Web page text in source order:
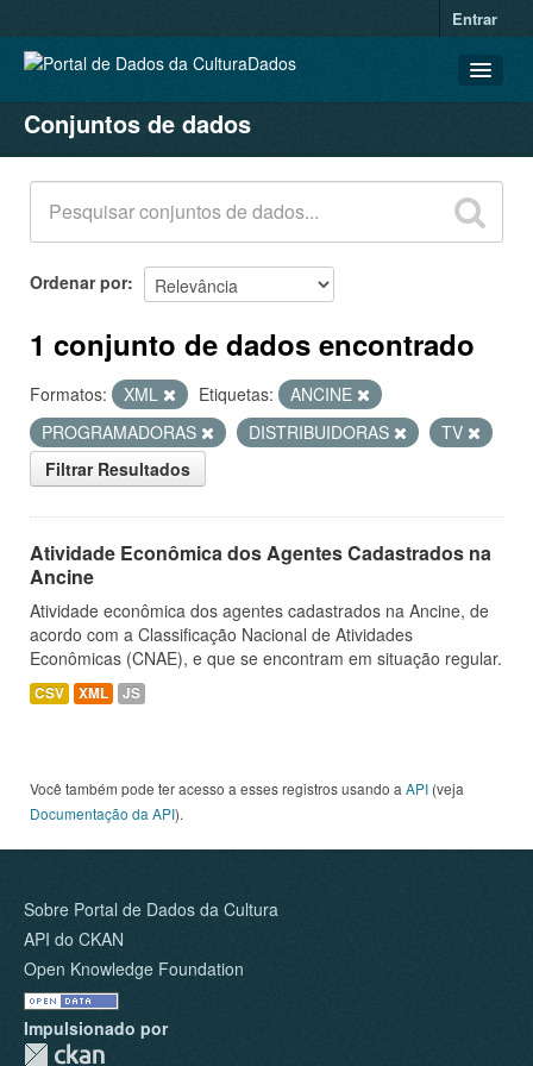
Entrar
CONJUNTOS DE DADOS
ORGANIZAÇÕES
GRUPOS
SOBRE
Conjuntos de dados
Ordenar por
1 conjunto de dados encontrado
Formatos: XML Etiquetas:
ANCINE
PROGRAMADORAS
DISTRIBUIDORAS
TV
Filtrar Resultados
Atividade Econômica dos Agentes Cadastrados na
Ancine
Atividade econômica dos agentes cadastrados na Ancine, de
acordo com a Classificação Nacional de Atividades
Econômicas (CNAE), e que se encontram em situação regular.
CSV XML JS
Você também pode ter acesso a esses registros usando a API (veja
Documentação da API).
Sobre Portal de Dados da Cultura
API do CKAN
Open Knowledge Foundation
Impulsionado por